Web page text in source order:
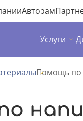
Авторам
Услуги
Помощь по